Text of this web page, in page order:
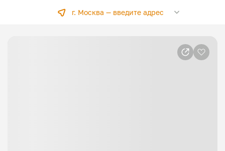
г. Москва —введите адрес